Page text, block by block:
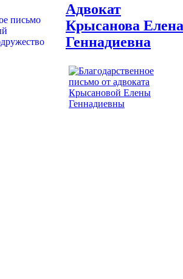
Адвокат
Крысанова Елена
Геннадиевна